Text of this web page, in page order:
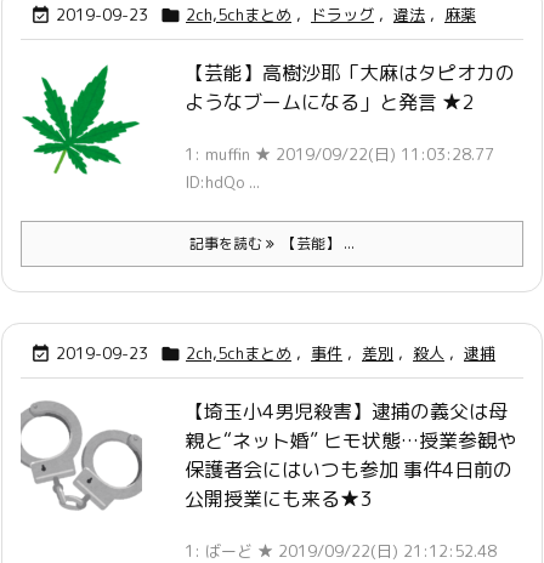
 2019-09-23  2ch,5chまとめ , ドラッグ , 違法 , 麻薬
【芸能】高樹沙耶「大麻はタピオカの
ようなブームになる」と発言 ★2
1: muffin ★ 2019/09/22(日) 11:03:28.77
ID:hdQo ...
記事を読む 【芸能】 ...
 2019-09-23  2ch,5chまとめ , 事件 , 差別 , 殺人 , 逮捕
【埼玉小4男児殺害】逮捕の義父は母
親と“ネット婚” ヒモ状態…授業参観や
保護者会にはいつも参加 事件4日前の
公開授業にも来る★3
1: ばーど ★ 2019/09/22(日) 21:12:52.48